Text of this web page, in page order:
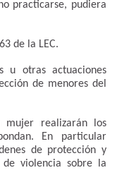
practicarse, pudiera
de la LEC.
u otras actuaciones
de menores del
mujer realizarán los
En particular
de protección y
violencia sobre la